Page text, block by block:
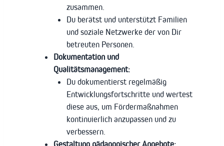
zusammen.
Du berätst und unterstützt Familien
und soziale Netzwerke der von Dir
betreuten Personen.
Dokumentation und
Qualitätsmanagement:
Du dokumentierst regelmäßig
Entwicklungsfortschritte und wertest
diese aus, um Fördermaßnahmen
kontinuierlich anzupassen und zu
verbessern.
Gestaltung pädagogischer Angebote: